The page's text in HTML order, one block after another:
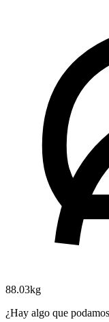
88.03kg
¿Hay algo que